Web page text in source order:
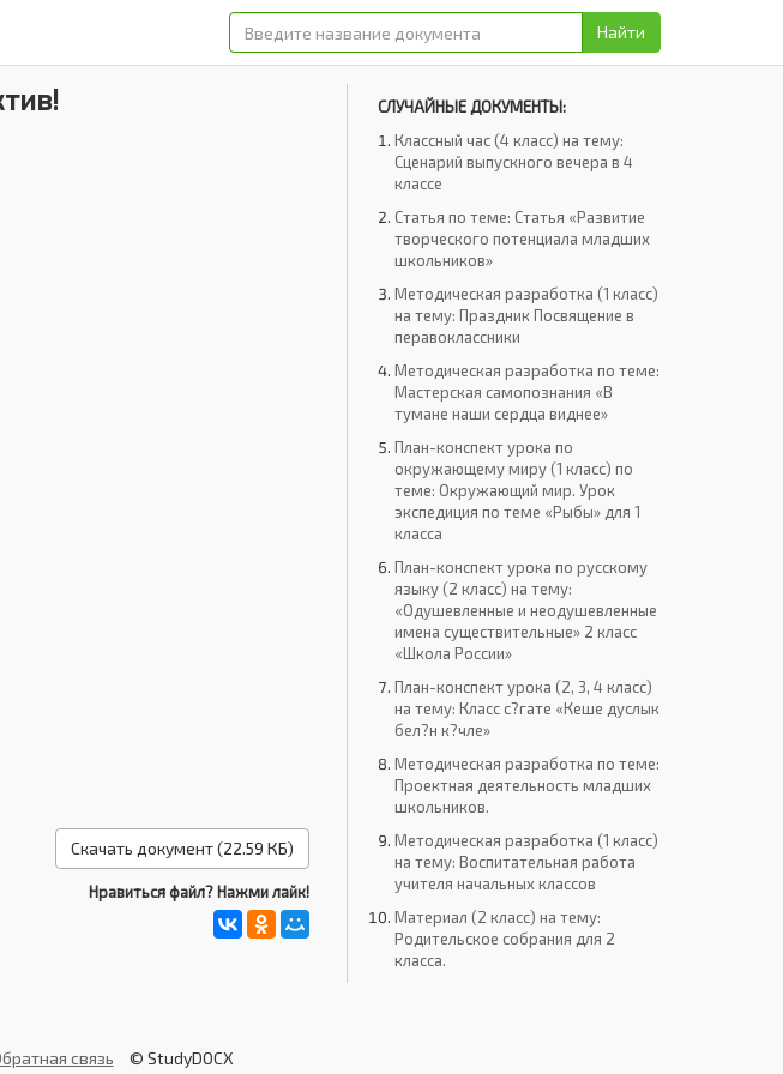
Найти
Скачать документ (22.59 КБ)
Нравиться файл? Нажми лайк!
СЛУЧАЙНЫЕ ДОКУМЕНТЫ:
Классный час (4 класс) на тему:
Сценарий выпускного вечера в 4
классе
Статья по теме: Статья «Развитие
творческого потенциала младших
школьников»
Методическая разработка (1 класс)
на тему: Праздник Посвящение в
перавоклассники
Методическая разработка по теме:
Мастерская самопознания «В
тумане наши сердца виднее»
План-конспект урока по
окружающему миру (1 класс) по
теме: Окружающий мир. Урок
экспедиция по теме «Рыбы» для 1
класса
План-конспект урока по русскому
языку (2 класс) на тему:
«Одушевленные и неодушевленные
имена существительные» 2 класс
«Школа России»
План-конспект урока (2, 3, 4 класс)
на тему: Класс с?гате «Кеше дуслык
бел?н к?чле»
Методическая разработка по теме:
Проектная деятельность младших
школьников.
Методическая разработка (1 класс)
на тему: Воспитательная работа
учителя начальных классов
Материал (2 класс) на тему:
Родительское собрания для 2
класса.
связь © StudyDOCX